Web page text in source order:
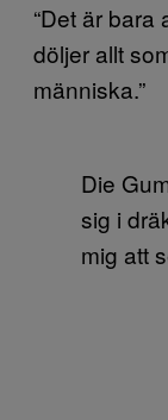
“Det är bara
döljer allt
människa.”
Die
sig i
mig att